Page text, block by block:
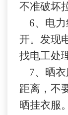
不准破坏
6、电
开。发现
找电工处
7、晒
距离，不
晒挂衣服。